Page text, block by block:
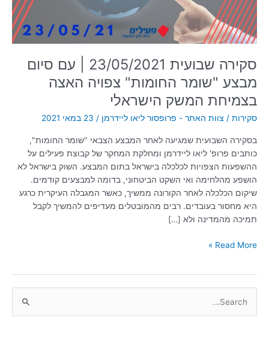
סקירה שבועית 23/05/2021 | עם סיום
מבצע "שומר החומות" צפויה האצה
בצמיחת המשק הישראלי
סקירות / צוות האתר - פרופסור ליאו ליידרמן / 23 במאי 2021
בסקירה השבועית שמגיעה לאחר המבצע הצבאי "שומר החומות",
כותבים פרופ' ליאו ליידרמן ומחלקת המחקר של קבוצת פעילים על
ההשפעות הצפויות לכלכלה בישראל בתום המבצע. השוק בישראל לא
הושפע מהלחימה ואי השקט הביטחוני, בדומה למבצעים קודמים.
שיקום הכלכלה לאחר הקורונה ממשיך, כאשר המגבלה העיקרית כרגע
היא מחסור בעובדים. רבים מהמובטלים מעדיפים להמשיך לקבל
תמיכה מהמדינה ולא […]
"שומר
החומות"
צפויה
האצה
המשק
הישראלי
Read More »